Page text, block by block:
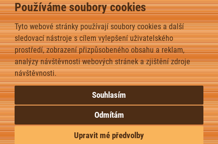
Používáme soubory cookies
Tyto webové stránky používají soubory cookies a další
sledovací nástroje s cílem vylepšení uživatelského
prostředí, zobrazení přizpůsobeného obsahu a reklam,
analýzy návštěvnosti webových stránek a zjištění zdroje
návštěvnosti.
Souhlasím
Odmítám
Upravit mé předvolby
Dům s podkrovím C atyp – Hoštice u Vodochod – 2017
Dispozice domu je 5+kk na zastavěné ploše 87,5m2
zpět